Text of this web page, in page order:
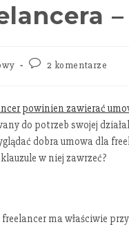
2 komentarze
powinien zawierać
do potrzeb swojej
dobra umowa dla
w niej zawrzeć?
ma właściwie